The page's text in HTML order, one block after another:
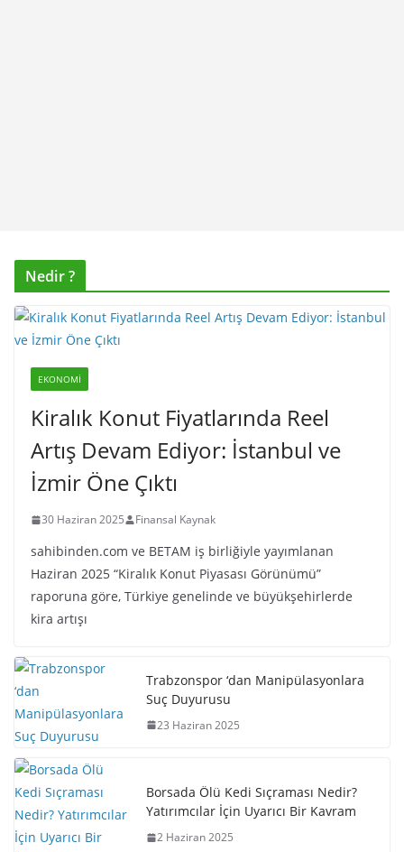
Nedir ?
EKONOMI
Kiralık Konut Fiyatlarında Reel
Artış Devam Ediyor: İstanbul ve
İzmir Öne Çıktı
30 Haziran 2025 Finansal Kaynak
sahibinden.com ve BETAM iş birliğiyle yayımlanan
Haziran 2025 “Kiralık Konut Piyasası Görünümü”
raporuna göre, Türkiye genelinde ve büyükşehirlerde
kira artışı
Trabzonspor ‘dan Manipülasyonlara
Suç Duyurusu
23 Haziran 2025
Borsada Ölü Kedi Sıçraması Nedir?
Yatırımcılar İçin Uyarıcı Bir Kavram
2 Haziran 2025